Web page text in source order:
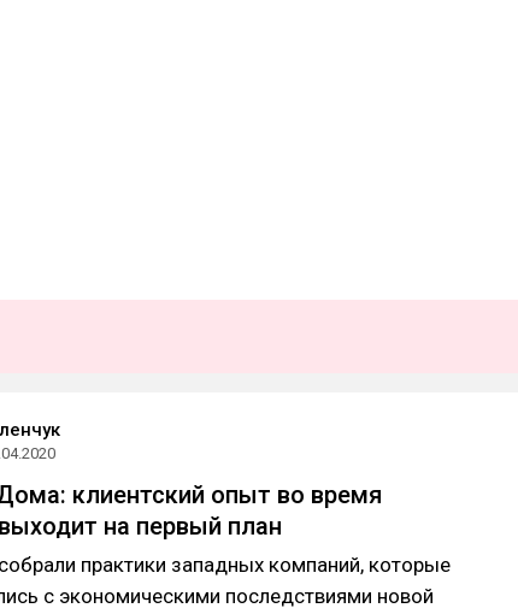
клиентский опыт во время
на первый план
практики западных компаний, которые
с экономическими последствиями новой